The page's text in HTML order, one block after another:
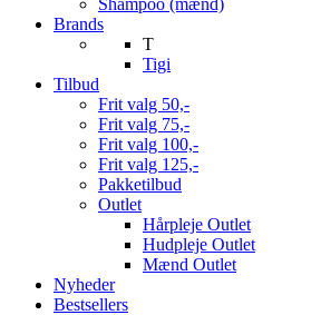
Brands
T
Tigi
Tilbud
Frit valg 50,-
Frit valg 75,-
Frit valg 100,-
Frit valg 125,-
Pakketilbud
Outlet
Hårpleje Outlet
Hudpleje Outlet
Mænd Outlet
Nyheder
Bestsellers